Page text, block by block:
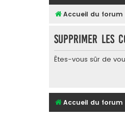
Accueil du forum
Supprimer les
Êtes-vous sûr de
Accueil du forum